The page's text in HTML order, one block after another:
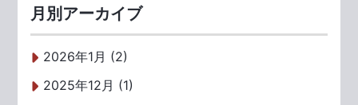
月別アーカイブ
2026年1月 (2)
2025年12月 (1)